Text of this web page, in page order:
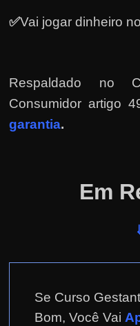
✅Vai jogar dinheiro
Respaldado no
Consumidor artigo
garantia.
Em
Se Curso
Bom, Você Vai